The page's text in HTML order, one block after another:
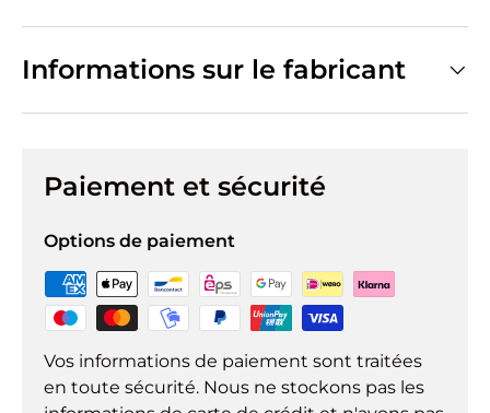
Informations sur le fabricant
Paiement et sécurité
Options de paiement
Vos informations de paiement sont traitées
en toute sécurité. Nous ne stockons pas les